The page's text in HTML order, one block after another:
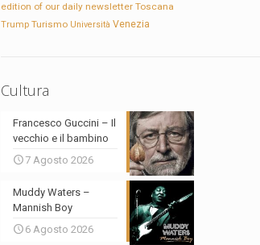
edition of our daily newsletter Toscana
Trump Turismo Università Venezia
Cultura
Francesco Guccini – Il
vecchio e il bambino
7 Agosto 2026
Muddy Waters –
Mannish Boy
6 Agosto 2026